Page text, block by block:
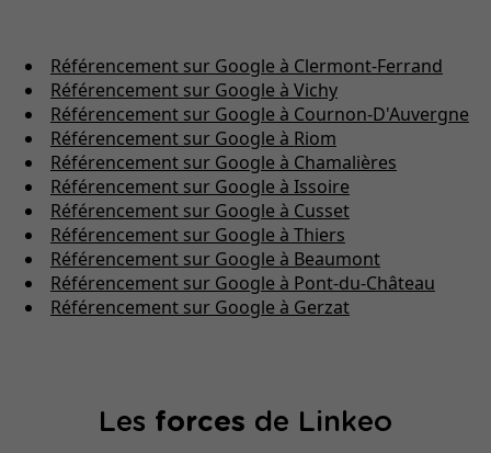
Référencement sur Google à Clermont-Ferrand
Référencement sur Google à Vichy
Référencement sur Google à Cournon-D'Auvergne
Référencement sur Google à Riom
Référencement sur Google à Chamalières
Référencement sur Google à Issoire
Référencement sur Google à Cusset
Référencement sur Google à Thiers
Référencement sur Google à Beaumont
Référencement sur Google à Pont-du-Château
Référencement sur Google à Gerzat
Les forces de Linkeo